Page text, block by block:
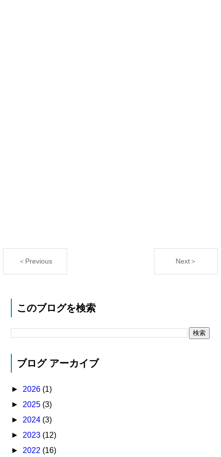
＜Previous Next＞
このブログを検索
ブログ アーカイブ
► 2026 (1)
► 2025 (3)
► 2024 (3)
► 2023 (12)
► 2022 (16)